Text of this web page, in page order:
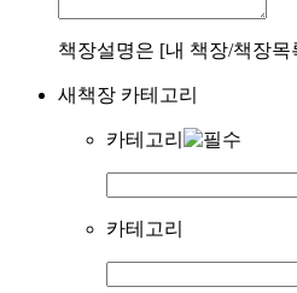
책장설명은 [내 책장/책장
새책장 카테고리
카테고리
카테고리